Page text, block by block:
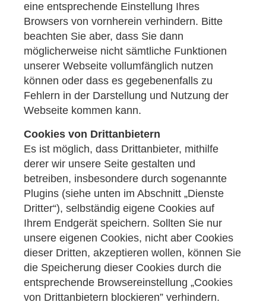
eine entsprechende Einstellung Ihres
Browsers von vornherein verhindern. Bitte
beachten Sie aber, dass Sie dann
möglicherweise nicht sämtliche Funktionen
unserer Webseite vollumfänglich nutzen
können oder dass es gegebenenfalls zu
Fehlern in der Darstellung und Nutzung der
Webseite kommen kann.
Cookies von Drittanbietern
Es ist möglich, dass Drittanbieter, mithilfe
derer wir unsere Seite gestalten und
betreiben, insbesondere durch sogenannte
Plugins (siehe unten im Abschnitt „Dienste
Dritter“), selbständig eigene Cookies auf
Ihrem Endgerät speichern. Sollten Sie nur
unsere eigenen Cookies, nicht aber Cookies
dieser Dritten, akzeptieren wollen, können Sie
die Speicherung dieser Cookies durch die
entsprechende Browsereinstellung „Cookies
von Drittanbietern blockieren” verhindern.